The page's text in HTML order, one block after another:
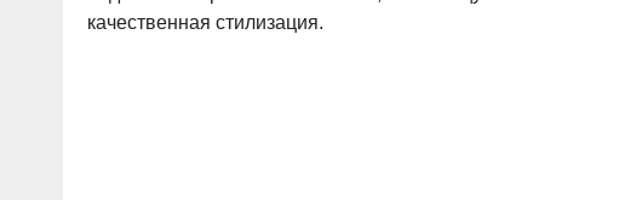
качественная стилизация.